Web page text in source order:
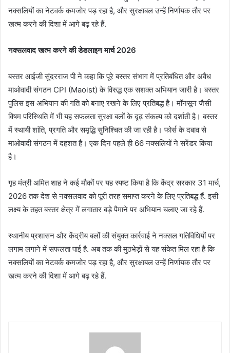
नक्सलियों का नेटवर्क कमजोर पड़ रहा है, और सुरक्षाबल उन्हें निर्णायक तौर पर
खत्म करने की दिशा में आगे बढ़ रहे हैं.
नक्सलवाद खत्म करने की डेडलाइन मार्च 2026
बस्तर आईजी सुंदरराज पी ने कहा कि पूरे बस्तर संभाग में प्रतिबंधित और अवैध
माओवादी संगठन CPI (Maoist) के विरुद्ध एक सशक्त अभियान जारी है। बस्तर
पुलिस इस अभियान की गति को बनाए रखने के लिए प्रतिबद्ध है। मॉनसून जैसी
विषम परिस्थिति में भी यह सफलता सुरक्षा बलों के दृढ़ संकल्प को दर्शाती है। बस्तर
में स्थायी शांति, प्रगति और समृद्धि सुनिश्चित की जा रही है। फोर्स के दबाव से
माओवादी संगठन में दहशत है। एक दिन पहले ही 66 नक्सलियों ने सरेंडर किया
है।
गृह मंत्री अमित शाह ने कई मौकों पर यह स्पष्ट किया है कि केंद्र सरकार 31 मार्च,
2026 तक देश से नक्सलवाद को पूरी तरह समाप्त करने के लिए प्रतिबद्ध हैं. इसी
लक्ष्य के तहत बस्तर क्षेत्र में लगातार बड़े पैमाने पर अभियान चलाए जा रहे हैं.
स्थानीय प्रशासन और केंद्रीय बलों की संयुक्त कार्रवाई ने नक्सल गतिविधियों पर
लगाम लगाने में सफलता पाई है. अब तक की मुठभेड़ों से यह संकेत मिल रहा है कि
नक्सलियों का नेटवर्क कमजोर पड़ रहा है, और सुरक्षाबल उन्हें निर्णायक तौर पर
खत्म करने की दिशा में आगे बढ़ रहे हैं.